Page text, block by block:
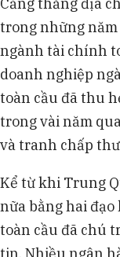
Căng thẳng địa
trong những năm
ngành tài chính
doanh nghiệp
toàn cầu đã thu
trong vài năm
và tranh chấp
Kể từ khi Trung
nữa bằng hai đạo
toàn cầu đã chú